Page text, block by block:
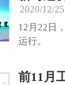
2020/12/25
12月22日
运行。
前11月